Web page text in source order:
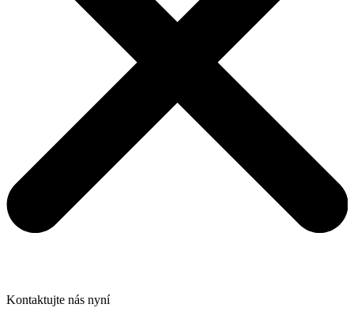
Kontaktujte nás nyní